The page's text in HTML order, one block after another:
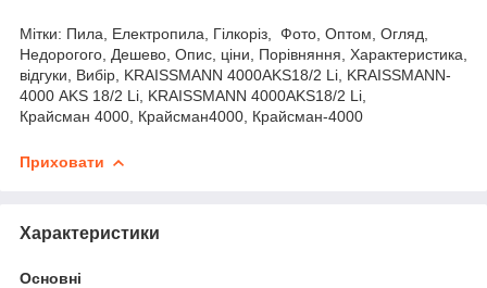
Мітки: Пила, Електропила, Гілкоріз, Фото, Оптом, Огляд,
Недорогого, Дешево, Опис, ціни, Порівняння, Характеристика,
відгуки, Вибір, KRAISSMANN 4000AKS18/2 Li, KRAISSMANN-
4000 AKS 18/2 Li, KRAISSMANN 4000AKS18/2 Li,
Крайсман 4000, Крайсман4000, Крайсман-4000
Приховати
Характеристики
Основні